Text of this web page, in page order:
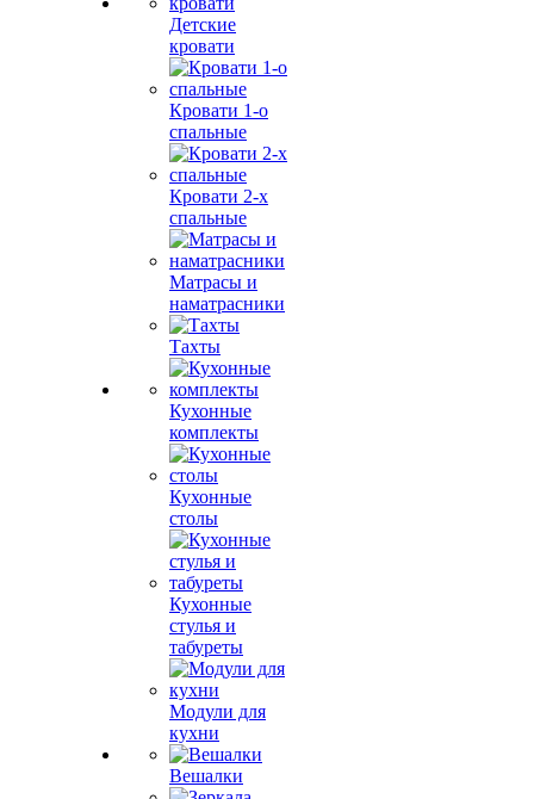
Детские
кровати
Кровати 1-о
спальные
Кровати 2-х
спальные
Матрасы и
наматрасники
Тахты
Кухонные
комплекты
Кухонные
столы
Кухонные
стулья и
табуреты
Модули для
кухни
Вешалки